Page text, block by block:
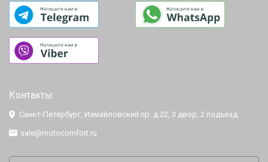
Контакты:
Санкт-Петербург, Измайловский пр. д.22, 3 двор, 2 подъезд
sale@motocomfort.ru